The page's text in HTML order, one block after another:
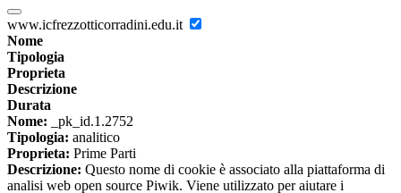
www.icfrezzotticorradini.edu.it
Nome
Tipologia
Proprieta
Descrizione
Durata
Nome: _pk_id.1.2752
Tipologia: analitico
Proprieta: Prime Parti
Descrizione: Questo nome di cookie è associato alla piattaforma di
analisi web open source Piwik. Viene utilizzato per aiutare i